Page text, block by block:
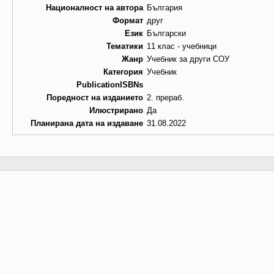
Националност на автора България
Формат друг
Език Български
Тематики 11 клас - учебници
Жанр Учебник за други СОУ
Категория Учебник
PublicationISBNs
Поредност на изданието 2. прераб.
Илюстрирано Да
Планирана дата на издаване 31.08.2022